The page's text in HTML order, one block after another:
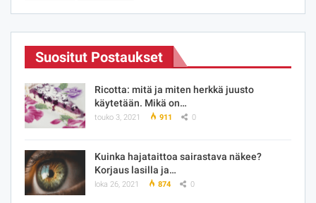
Suositut Postaukset
Ricotta: mitä ja miten herkkä juusto
käytetään. Mikä on…
touko 3, 2021 911 0
Kuinka hajataittoa sairastava näkee?
Korjaus lasilla ja…
loka 26, 2021 874 0